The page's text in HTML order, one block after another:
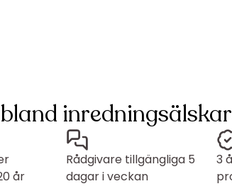
år
Rådgivare tillgängliga 5
dagar i veckan
3